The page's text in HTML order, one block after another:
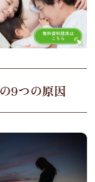
9つの原因